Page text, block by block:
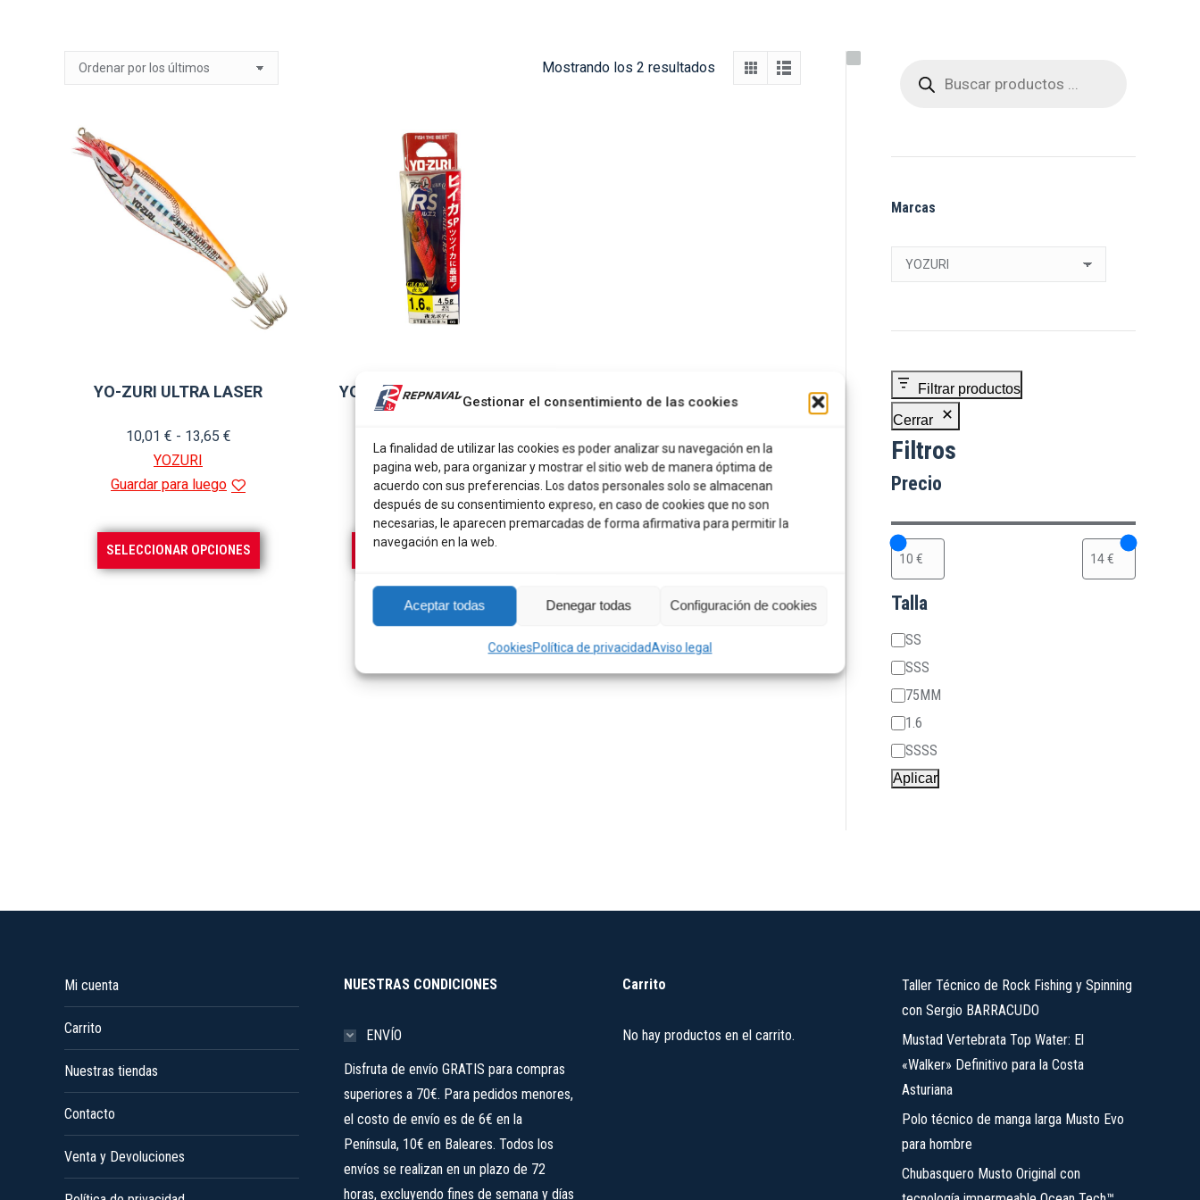
Gestionar el consentimiento de las cookies
La finalidad de utilizar las cookies es poder analizar su navegación en la
pagina web, para organizar y mostrar el sitio web de manera óptima de
acuerdo con sus preferencias. Los datos personales solo se almacenan
después de su consentimiento expreso, en caso de cookies que no son
necesarias, le aparecen premarcadas de forma afirmativa para permitir la
navegación en la web.
Aceptar todas Denegar todas Configuración de cookies
CookiesPolítica de privacidadAviso legal
Mostrando los 2 resultados Ordenado
YO-ZURI ULTRA LASER
10,01 € - 13,65 €Rango
precios:
10,01 €
hasta
13,65 €
YOZURI
Guardar para luego
SELECCIONAR OPCIONES
producto
YOZURI AURIE-Q RS HIKA
YOZURI
Guardar para luego
SELECCIONAR OPCIONES
tiene
múltiples
variantes.
opciones
productos
Marcas
Filtrar productos
Cerrar
Filtros
Precio
Talla
Talla
SS
SSS
75MM
1.6
SSSS
Aplicar
Mi cuenta
Carrito
Nuestras tiendas
Contacto
Venta y Devoluciones
NUESTRAS CONDICIONES
ENVÍO
Disfruta de envío GRATIS para compras
superiores a 70€. Para pedidos menores,
el costo de envío es de 6€ en la
Península, 10€ en Baleares. Todos los
envíos se realizan en un plazo de 72
horas, excluyendo fines de semana y días
Carrito
No hay productos en el carrito.
Taller Técnico de Rock Fishing y Spinning
con Sergio BARRACUDO
Mustad Vertebrata Top Water: El
«Walker» Definitivo para la Costa
Asturiana
Polo técnico de manga larga Musto Evo
para hombre
Chubasquero Musto Original con